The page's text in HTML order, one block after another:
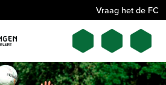
Vraag het de FC